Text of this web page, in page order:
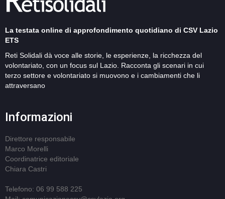
La testata online di approfondimento quotidiano di CSV Lazio
ETS
Reti Solidali dà voce alle storie, le esperienze, la ricchezza del
volontariato, con un focus sul Lazio. Racconta gli scenari in cui
terzo settore e volontariato si muovono e i cambiamenti che li
attraversano
Informazioni
Direttore responsabile
Marco Morelli
Coordinatrice editoriale
Chiara Castri
Telefono: 06 99 588 225